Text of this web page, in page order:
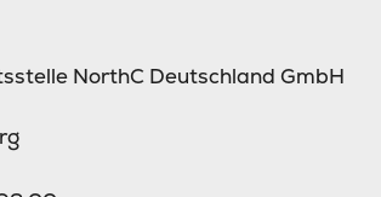
NorthC Deutschland GmbH